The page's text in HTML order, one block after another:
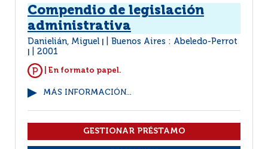
Compendio de legislación
administrativa
Danielián, Miguel Buenos Aires : Abeledo-Perrot
2001
| En formato papel.
MÁS INFORMACIÓN...